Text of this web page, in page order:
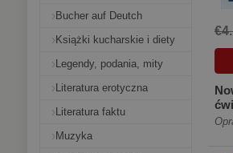
Bucher auf Deutch
Książki kucharskie i diety
Legendy, podania, mity
Literatura erotyczna
Literatura faktu
Muzyka